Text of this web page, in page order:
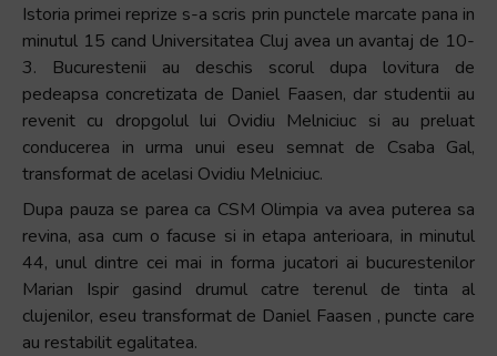
Istoria primei reprize s-a scris prin punctele marcate pana in
minutul 15 cand Universitatea Cluj avea un avantaj de 10-
3. Bucurestenii au deschis scorul dupa lovitura de
pedeapsa concretizata de Daniel Faasen, dar studentii au
revenit cu dropgolul lui Ovidiu Melniciuc si au preluat
conducerea in urma unui eseu semnat de Csaba Gal,
transformat de acelasi Ovidiu Melniciuc.
Dupa pauza se parea ca CSM Olimpia va avea puterea sa
revina, asa cum o facuse si in etapa anterioara, in minutul
44, unul dintre cei mai in forma jucatori ai bucurestenilor
Marian Ispir gasind drumul catre terenul de tinta al
clujenilor, eseu transformat de Daniel Faasen , puncte care
au restabilit egalitatea.